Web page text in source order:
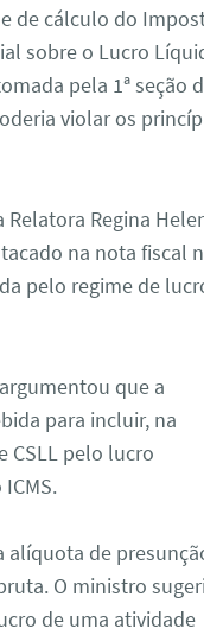
de cálculo do
sobre o Lucro
pela 1ª seção
violar os
Regina
na nota fiscal
pelo regime de
que a
para incluir, na
CSLL pelo lucro
alíquota de
O ministro
de uma atividade